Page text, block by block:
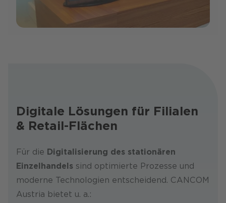
Digitale Lösungen für Filialen
& Retail-Flächen
Für die Digitalisierung des stationären
Einzelhandels sind optimierte Prozesse und
moderne Technologien entscheidend. CANCOM
Austria bietet u. a.: